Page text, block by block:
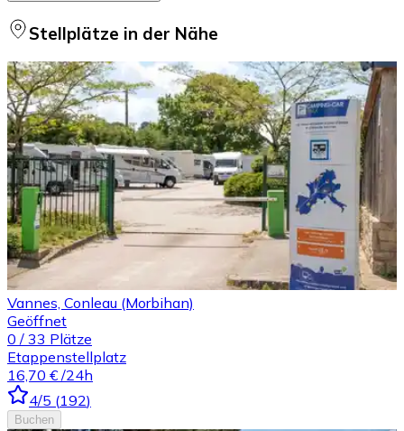
Stellplätze in der Nähe
Vannes, Conleau (Morbihan)
Geöffnet
0 / 33 Plätze
Etappenstellplatz
16,70 € /24h
4/5 (192)
Buchen